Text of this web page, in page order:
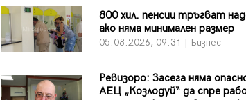
800 хил. пенсии тръгват
ако няма минимален размер
05.08.2026, 09:31 | Бизнес
Ревизоро: Засега няма
АЕЦ „Козлодуй“ да спре